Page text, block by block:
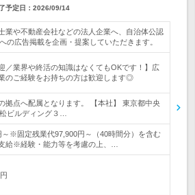
予定日： 2026/09/14
業や不動産会社などの法人企業へ、自治体公認
の広告掲載を企画・提案していただきます。
／業界や終活の知識はなくてもOKです！】広
のご経験をお持ちの方は歓迎します◎
拠点へ配属となります。 【本社】 東京都中央
ビルディング３…
～※固定残業代97,900円～（40時間分）を含む
給※経験・能力等を考慮の上、…